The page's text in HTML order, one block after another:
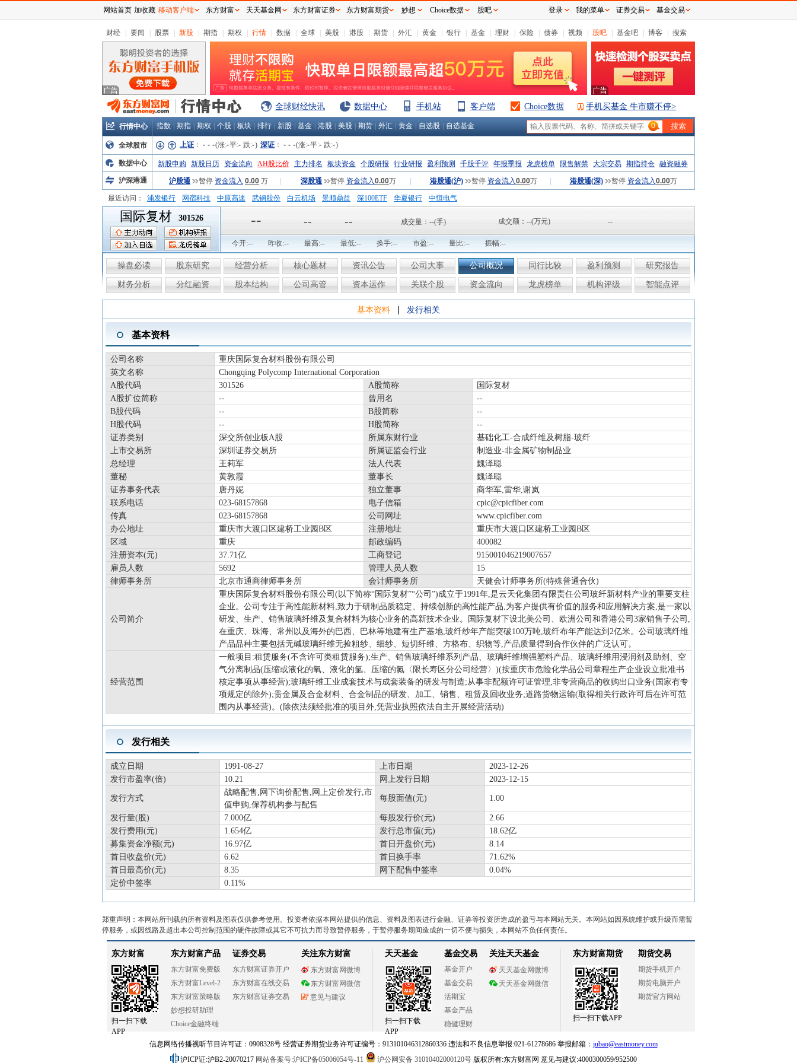
财经 要闻 股票 新股 期指 期权 行情 数据 全球 美股 港股 期货 外汇 黄金 银行 基金 理财 保险 债券 视频 股吧 基金吧 博客 搜索
全球财经快讯 数据中心 手机站 客户端 Choice数据 手机买基金 牛市赚不停>
行情中心 指数 期指 期权 个股 板块 排行 新股 基金 港股 美股 期货 外汇 黄金 自选股 自选基金 0
全球股市 上证 ： - - -(涨:-平:- 跌:-) 深证 ： - - -(涨:-平:- 跌:-)
数据中心 新股申购 新股日历 资金流向 AH股比价 主力排名 板块资金 个股研报 行业研报 盈利预测 千股千评 年报季报 龙虎榜单 限售解禁 大宗交易 期指持仓 融资融券
沪深港通
沪股通 暂停 资金流入 0.00 万 深股通 暂停 资金流入0.00万 港股通(沪) 暂停 资金流入0.00万 港股通(深) 暂停 资金流入0.00万
最近访问： 浦发银行 网宿科技 中原高速 武钢股份 白云机场 景顺鼎益 深100ETF 华夏银行
中恒电气
弘业股份
富临运业
国际复材 301526 -- -- -- 成交量： --(手) 成交额： --(万元) --
今开:-- 昨收:-- 最高:-- 最低:-- 换手:-- 市盈:-- 量比:-- 振幅:--
操盘必读 股东研究 经营分析 核心题材 资讯公告 公司大事 公司概况 同行比较 盈利预测 研究报告
财务分析 分红融资 股本结构 公司高管 资本运作 关联个股 资金流向 龙虎榜单 机构评级 智能点评
基本资料 发行相关
基本资料
公司名称
重庆国际复合材料股份有限公司
英文名称
Chongqing Polycomp International Corporation
A股代码
301526 A股简称
国际复材
A股扩位简称
-- 曾用名
--
B股代码
-- B股简称
--
H股代码
-- H股简称
--
证券类别
深交所创业板A股 所属东财行业
基础化工-合成纤维及树脂-玻纤
上市交易所
深圳证券交易所 所属证监会行业
制造业-非金属矿物制品业
总经理
王莉军 法人代表
魏泽聪
董秘
黄敦霞 董事长
魏泽聪
证券事务代表
唐丹妮 独立董事
商华军,雷华,谢岚
联系电话
023-68157868 电子信箱
cpic@cpicfiber.com
传真
023-68157868 公司网址
www.cpicfiber.com
办公地址
重庆市大渡口区建桥工业园B区 注册地址
重庆市大渡口区建桥工业园B区
区域
重庆 邮政编码
400082
注册资本(元)
37.71亿 工商登记
915001046219007657
雇员人数
5692 管理人员人数
15
律师事务所
北京市通商律师事务所 会计师事务所 天健会计师事务所(特殊普通合伙)
公司简介
重庆国际复合材料股份有限公司(以下简称“国际复材”“公司”)成立于1991年,是云天化集团有限责任公司玻纤新材料产业的重要支柱
企业。公司专注于高性能新材料,致力于研制品质稳定、持续创新的高性能产品,为客户提供有价值的服务和应用解决方案,是一家以
研发、生产、销售玻璃纤维及复合材料为核心业务的高新技术企业。国际复材下设北美公司、欧洲公司和香港公司3家销售子公司,
在重庆、珠海、常州以及海外的巴西、巴林等地建有生产基地,玻纤纱年产能突破100万吨,玻纤布年产能达到2亿米。公司玻璃纤维
产品品种主要包括无碱玻璃纤维无捡粗纱、细纱、短切纤维、方格布、织物等,产品质量得到合作伙伴的广泛认可。
经营范围
一般项目:租赁服务(不含许可类租赁服务);生产、销售玻璃纤维系列产品、玻璃纤维增强塑料产品、玻璃纤维用浸润剂及助剂、空
气分离制品(压缩或液化的氧、液化的氩、压缩的氮〈限长寿区分公司经营〉)(按重庆市危险化学品公司章程生产企业设立批准书
核定事项从事经营);玻璃纤维工业成套技术与成套装备的研发与制造;从事非配额许可证管理,非专营商品的收购出口业务(国家有专
项规定的除外);贵金属及合金材料、合金制品的研发、加工、销售、租赁及回收业务;道路货物运输(取得相关行政许可后在许可范
围内从事经营)。(除依法须经批准的项目外,凭营业执照依法自主开展经营活动)
发行相关
成立日期 1991-08-27 上市日期
2023-12-26
发行市盈率(倍)
10.21 网上发行日期 2023-12-15
发行方式
战略配售,网下询价配售,网上定价发行,市
值申购,保荐机构参与配售
每股面值(元) 1.00
发行量(股) 7.000亿 每股发行价(元)
2.66
发行费用(元)
1.654亿 发行总市值(元)
18.62亿
募集资金净额(元)
16.97亿 首日开盘价(元)
8.14
首日收盘价(元)
6.62 首日换手率
71.62%
首日最高价(元)
8.35 网下配售中签率
0.04%
定价中签率
0.11%
郑重声明：本网站所刊载的所有资料及图表仅供参考使用。投资者依据本网站提供的信息、资料及图表进行金融、证券等投资所造成的盈亏与本网站无关。本网站如因系统维护或升级而需暂
停服务，或因线路及超出本公司控制范围的硬件故障或其它不可抗力而导致暂停服务，于暂停服务期间造成的一切不便与损失，本网站不负任何责任。
网站首页 加收藏 移动客户端 东方财富 天天基金网 东方财富证券 东方财富期货 妙想 Choice数据 股吧 登录 我的菜单 证券交易 基金交易